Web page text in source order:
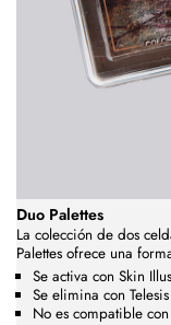
Duo Palettes
La colección de dos
Palettes ofrece una
Se activa con Skin
Se elimina con
No es compatible